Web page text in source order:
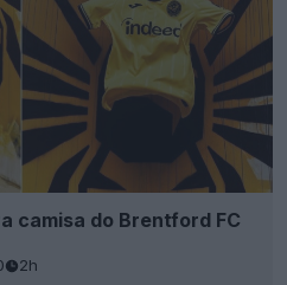
camisa do Brentford FC
2h